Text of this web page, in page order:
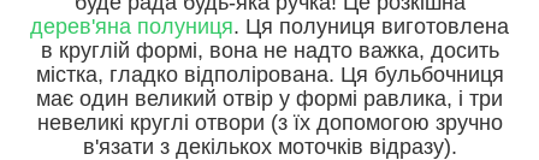
дерев'яна полуниця. Ця полуниця виготовлена
в круглій формі, вона не надто важка, досить
містка, гладко відполірована. Ця бульбочниця
має один великий отвір у формі равлика, і три
невеликі круглі отвори (з їх допомогою зручно
в'язати з декількох моточків відразу).